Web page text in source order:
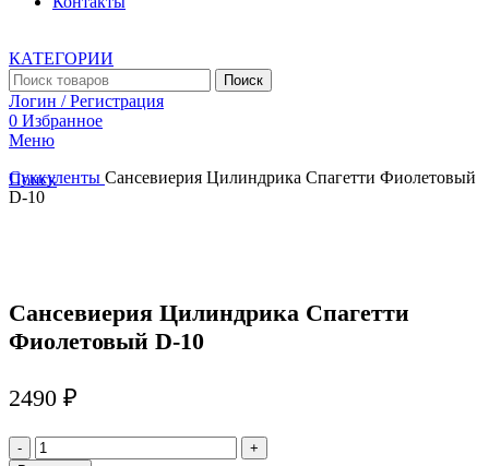
КАТЕГОРИИ
Поиск
Логин / Регистрация
0 Избранное
Меню
Поиск
Суккуленты Сансевиерия Цилиндрика Спагетти Фиолетовый
D-10
Сансевиерия Цилиндрика Спагетти
Фиолетовый D-10
2490 ₽
Количество